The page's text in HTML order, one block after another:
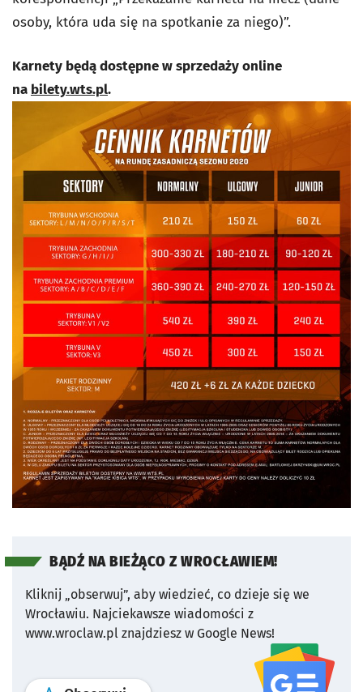
osoby, która uda się na spotkanie za niego)”.
Karnety będą dostępne w sprzedaży online
na bilety.wts.pl.
BĄDŹ NA BIEŻĄCO Z WROCŁAWIEM!
Kliknij „obserwuj”, aby wiedzieć, co dzieje się we
Wrocławiu. Najciekawsze wiadomości z
www.wroclaw.pl znajdziesz w Google News!